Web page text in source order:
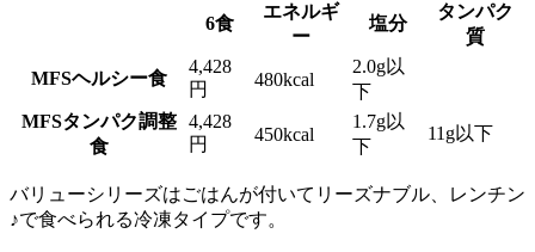
6食
エネルギ
ー
塩分
タンパク
質
MFSヘルシー食
4,428
円
480kcal
2.0g以
下
MFSタンパク調整
食
4,428
円
450kcal
1.7g以
下
11g以下
バリューシリーズはごはんが付いてリーズナブル、レンチン
♪で食べられる冷凍タイプです。